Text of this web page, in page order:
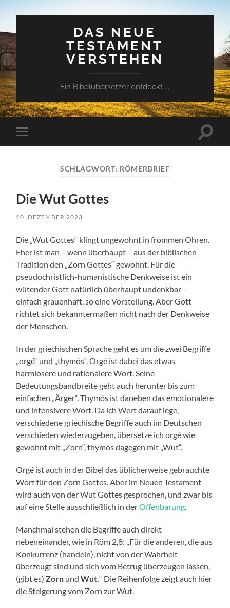
DAS NEUE
TESTAMENT
VERSTEHEN
Ein Bibelübersetzer entdeckt ...
Mobile-
Menü
SCHLAGWORT: RÖMERBRIEF
Die Wut Gottes
10. DEZEMBER 2023
Die „Wut Gottes“ klingt ungewohnt in frommen Ohren.
Eher ist man – wenn überhaupt – aus der biblischen
Tradition den „Zorn Gottes“ gewohnt. Für die
pseudochristlich-humanistische Denkweise ist ein
wütender Gott natürlich überhaupt undenkbar –
einfach grauenhaft, so eine Vorstellung. Aber Gott
richtet sich bekanntermaßen nicht nach der Denkweise
der Menschen.
In der griechischen Sprache geht es um die zwei Begriffe
„orgé“ und „thymós“. Orgé ist dabei das etwas
harmlosere und rationalere Wort. Seine
Bedeutungsbandbreite geht auch herunter bis zum
einfachen „Ärger“. Thymós ist daneben das emotionalere
und intensivere Wort. Da ich Wert darauf lege,
verschiedene griechische Begriffe auch im Deutschen
verschieden wiederzugeben, übersetze ich orgé wie
gewohnt mit „Zorn“, thymós dagegen mit „Wut“.
Orgé ist auch in der Bibel das üblicherweise gebrauchte
Wort für den Zorn Gottes. Aber im Neuen Testament
wird auch von der Wut Gottes gesprochen, und zwar bis
auf eine Stelle ausschließlich in derOffenbarung.
Manchmal stehen die Begriffe auch direkt
nebeneinander, wie in Röm 2,8: „Für die anderen, die aus
Konkurrenz (handeln), nicht von der Wahrheit
überzeugt sind und sich vom Betrug überzeugen lassen,
(gibt es)Zorn und Wut.“ Die Reihenfolge zeigt auch hier
die Steigerung vom Zorn zur Wut.